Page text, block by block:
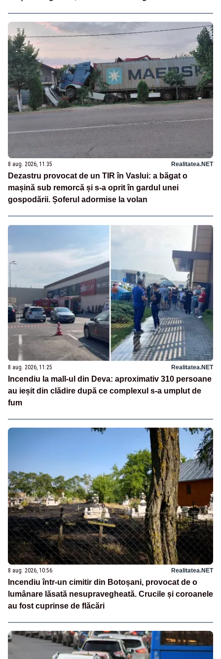
8 aug. 2026, 11:35 Realitatea.NET
Dezastru provocat de un TIR în Vaslui: a băgat o
mașină sub remorcă și s-a oprit în gardul unei
gospodării. Șoferul adormise la volan
8 aug. 2026, 11:25 Realitatea.NET
Incendiu la mall-ul din Deva: aproximativ 310 persoane
au ieșit din clădire după ce complexul s-a umplut de
fum
8 aug. 2026, 10:56 Realitatea.NET
Incendiu într-un cimitir din Botoșani, provocat de o
lumânare lăsată nesupravegheată. Crucile și coroanele
au fost cuprinse de flăcări